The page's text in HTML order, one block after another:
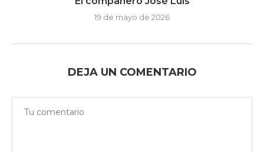
19 de mayo de 2026
DEJA UN COMENTARIO